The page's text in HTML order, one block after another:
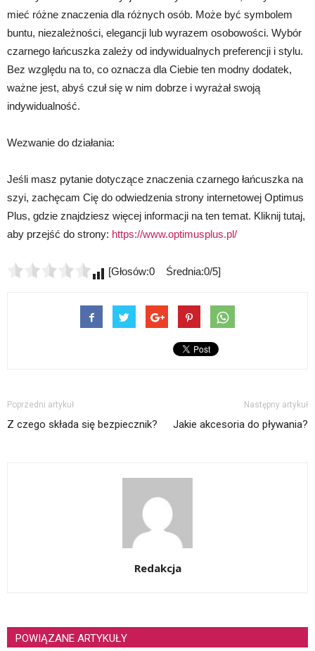
mieć różne znaczenia dla różnych osób. Może być symbolem
buntu, niezależności, elegancji lub wyrazem osobowości. Wybór
czarnego łańcuszka zależy od indywidualnych preferencji i stylu.
Bez względu na to, co oznacza dla Ciebie ten modny dodatek,
ważne jest, abyś czuł się w nim dobrze i wyrażał swoją
indywidualność.
Wezwanie do działania:
Jeśli masz pytanie dotyczące znaczenia czarnego łańcuszka na
szyi, zachęcam Cię do odwiedzenia strony internetowej Optimus
Plus, gdzie znajdziesz więcej informacji na ten temat. Kliknij tutaj,
aby przejść do strony: https://www.optimusplus.pl/
[Głosów:0 Średnia:0/5]
Poprzedni artykuł
Z czego składa się bezpiecznik?
Następny artykuł
Jakie akcesoria do pływania?
Redakcja
POWIĄZANE ARTYKUŁY